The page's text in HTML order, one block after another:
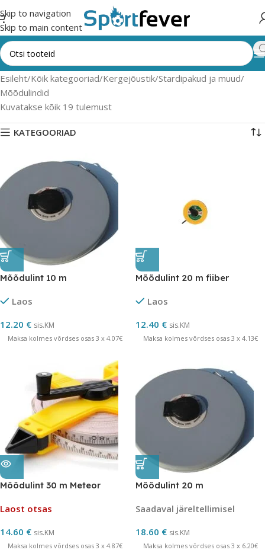
Skip to navigation
Skip to main content
Esileht Kõik kategooriad Kergejõustik Stardipakud ja muud
Mõõdulindid
Kuvatakse kõik 19 tulemust
KATEGOORIAD
Mõõdulint 10 m
Laos
12.20 € sis.KM
Maksa kolmes võrdses osas 3 x 4.07€
Mõõdulint 20 m fiiber
Laos
12.40 € sis.KM
Maksa kolmes võrdses osas 3 x 4.13€
Mõõdulint 30 m Meteor
Laost otsas
14.60 € sis.KM
Maksa kolmes võrdses osas 3 x 4.87€
Mõõdulint 20 m
Saadaval järeltellimisel
18.60 € sis.KM
Maksa kolmes võrdses osas 3 x 6.20€